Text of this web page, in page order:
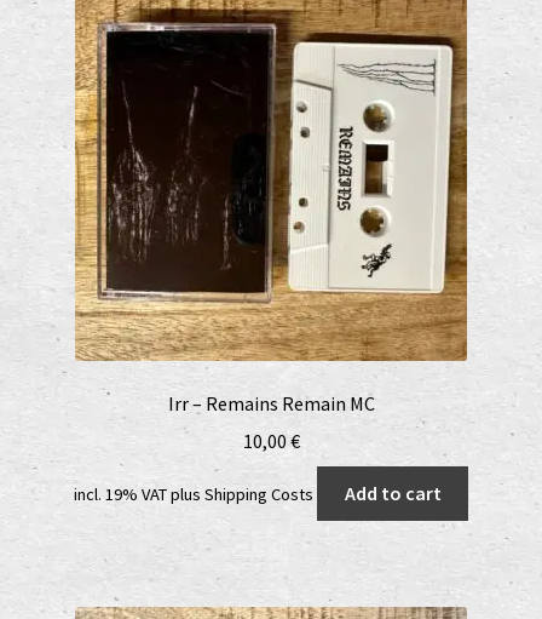
Irr – Remains Remain MC
10,00 €
incl. 19% VATplus Shipping Costs Add to cart